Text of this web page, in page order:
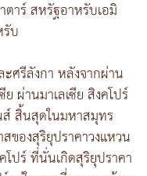
าร์ สหรัฐอาหรับเอมิ
บ
ศรีลังกา หลังจากผ่าน
ผ่านมาเลเซีย สิงคโปร์
ส์ สิ้นสุดในมหาสมุทร
ของสุริยุปราคาวงแหวน
โปร์ ที่นั่นเกิดสุริยุปราคา